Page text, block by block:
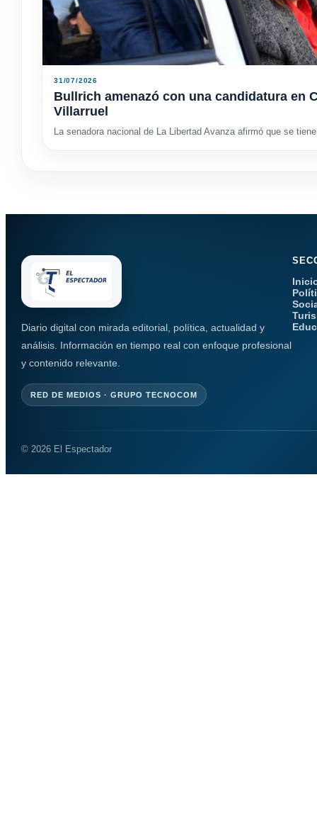
31/07/2026
Bullrich amenazó con una candidatura en
Villarruel
La senadora nacional de La Libertad Avanza afirmó que se
Diario digital con mirada editorial, política, actualidad y
análisis. Información en tiempo real con enfoque profesional
y contenido relevante.
RED DE MEDIOS · GRUPO TECNOCOM
© 2026 El Espectador